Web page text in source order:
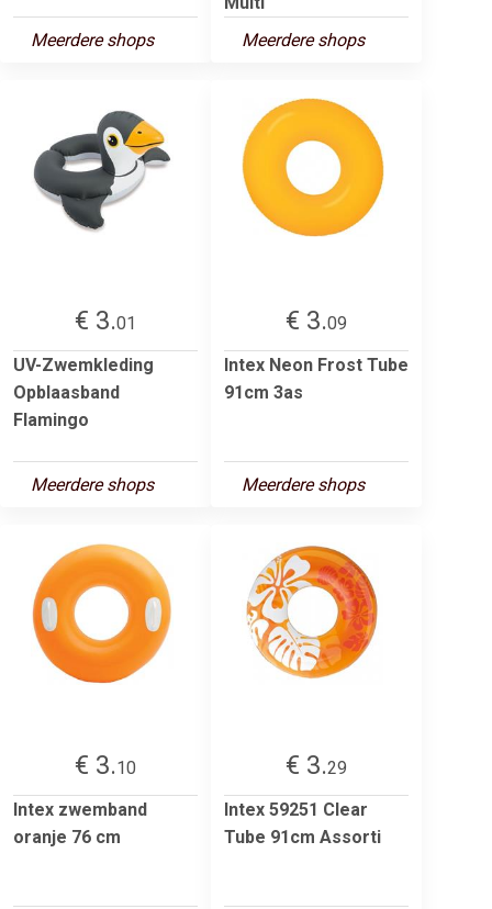
Meerdere shops
Meerdere shops
€ 3.01
UV-Zwemkleding
Opblaasband
Flamingo
Meerdere shops
€ 3.09
Intex Neon Frost Tube
91cm 3as
Meerdere shops
€ 3.10
Intex zwemband
oranje 76 cm
€ 3.29
Intex 59251 Clear
Tube 91cm Assorti